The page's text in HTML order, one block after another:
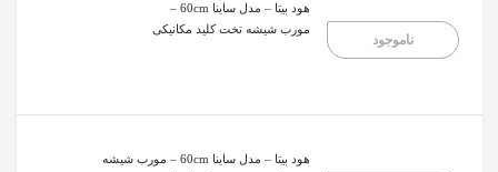
ناموجود
هود بیتا – مدل ساینا 60cm –
مورب شیشه تخت کلید مکانیکی
هود بیتا – مدل ساینا 60cm – مورب شیشه